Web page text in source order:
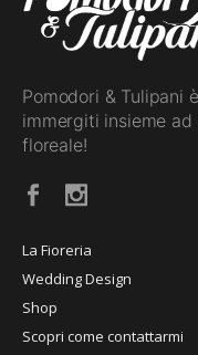
Pomodori & Tulipani
immergiti insieme
floreale!
La Fioreria
Wedding Design
Shop
Scopri come contattarmi